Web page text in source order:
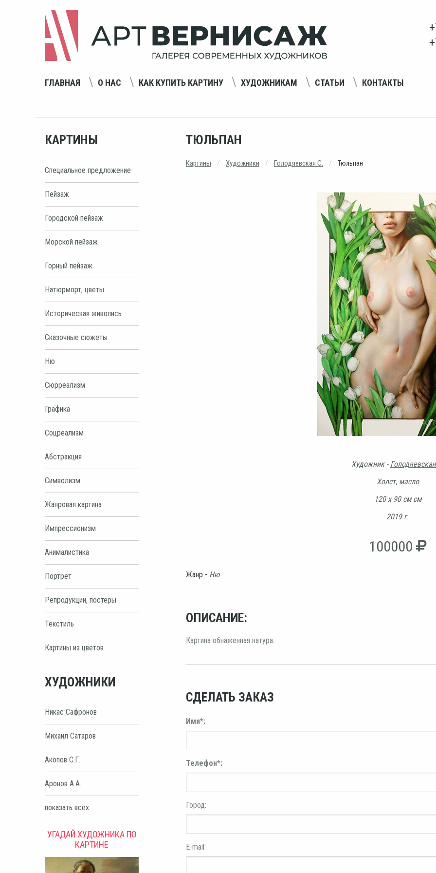
ГЛАВНАЯ О НАС КАК КУПИТЬ КАРТИНУ ХУДОЖНИКАМ СТАТЬИ КОНТАКТЫ
КАРТИНЫ
Специальное предложение
Пейзаж
Городской пейзаж
Морской пейзаж
Горный пейзаж
Натюрморт, цветы
Историческая живопись
Сказочные сюжеты
Ню
Сюрреализм
Графика
Соцреализм
Абстракция
Символизм
Жанровая картина
Импрессионизм
Анималистика
Портрет
Репродукции, постеры
Текстиль
Картины из цветов
ХУДОЖНИКИ
Никас Сафронов
Михаил Сатаров
Акопов С.Г.
Аронов А.А.
показать всех
УГАДАЙ ХУДОЖНИКА ПО
КАРТИНЕ
ТЮЛЬПАН
Картины Художники Голодяевская С. Тюльпан
Художник -
Холст, масло
120 х 90 см см
2019 г.
100000
Жанр - Ню
ОПИСАНИЕ:
Картина обнаженная натура.
СДЕЛАТЬ ЗАКАЗ
Имя*:
Телефон*:
Город:
E-mail: